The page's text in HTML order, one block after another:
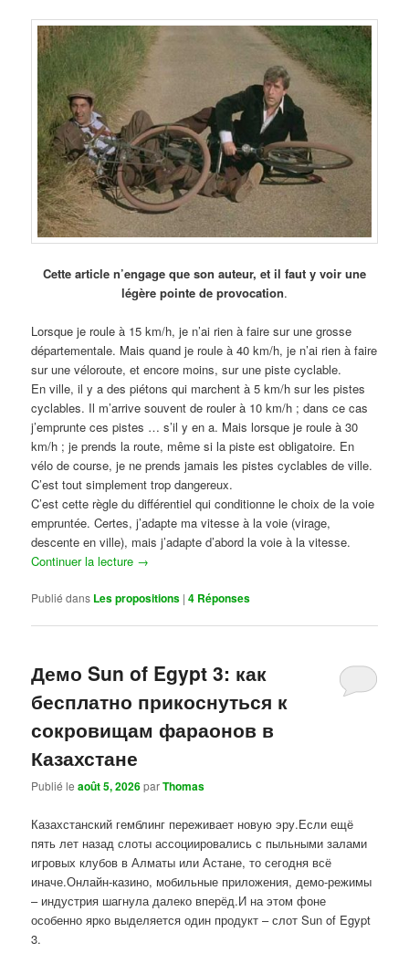
Cette article n’engage que son auteur, et il faut y voir une
légère pointe de provocation.
Lorsque je roule à 15 km/h, je n’ai rien à faire sur une grosse
départementale. Mais quand je roule à 40 km/h, je n’ai rien à faire
sur une véloroute, et encore moins, sur une piste cyclable.
En ville, il y a des piétons qui marchent à 5 km/h sur les pistes
cyclables. Il m’arrive souvent de rouler à 10 km/h ; dans ce cas
j’emprunte ces pistes … s’il y en a. Mais lorsque je roule à 30
km/h ; je prends la route, même si la piste est obligatoire. En
vélo de course, je ne prends jamais les pistes cyclables de ville.
C’est tout simplement trop dangereux.
C’est cette règle du différentiel qui conditionne le choix de la voie
empruntée. Certes, j’adapte ma vitesse à la voie (virage,
descente en ville), mais j’adapte d’abord la voie à la vitesse.
Continuer la lecture →
Publié dans Les propositions |4 Réponses
Демо Sun of Egypt 3: как
бесплатно прикоснуться к
сокровищам фараонов в
Казахстане
Publié leaoût 5, 2026parThomas
Казахстанский гемблинг переживает новую эру.Если ещё
пять лет назад слоты ассоциировались с пыльными залами
игровых клубов в Алматы или Астане, то сегодня всё
иначе.Онлайн-казино, мобильные приложения, демо-режимы
– индустрия шагнула далеко вперёд.И на этом фоне
особенно ярко выделяется один продукт – слот Sun of Egypt
3.